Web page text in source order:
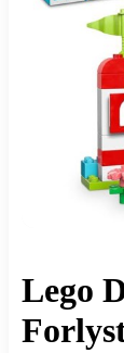
Lego